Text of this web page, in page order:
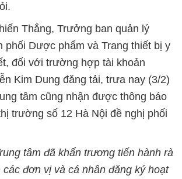
Thắng, Trưởng ban quản lý
phối Dược phẩm và Trang thiết bị y
đối với trường hợp tài khoản
Kim Dung đăng tải, trưa nay (3/2)
tâm cũng nhận được thông báo
trường số 12 Hà Nội đề nghị phối
tâm đã khẩn trương tiến hành rà
các đơn vị và cá nhân đăng ký hoạt